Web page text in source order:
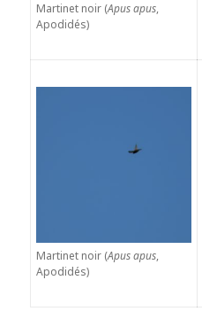
Martinet noir (Apus apus,
Apodidés)
Martinet noir (Apus apus,
Apodidés)